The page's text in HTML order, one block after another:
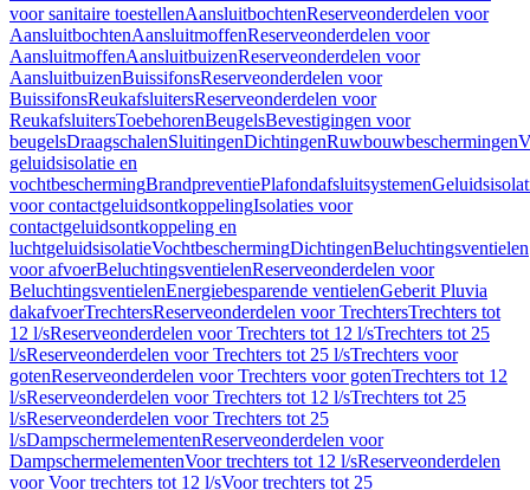
voor sanitaire toestellenAansluitbochtenReserveonderdelen voor
AansluitbochtenAansluitmoffenReserveonderdelen voor
AansluitmoffenAansluitbuizenReserveonderdelen voor
AansluitbuizenBuissifonsReserveonderdelen voor
BuissifonsReukafsluitersReserveonderdelen voor
ReukafsluitersToebehorenBeugelsBevestigingen voor
beugelsDraagschalenSluitingenDichtingenRuwbouwbeschermingen
geluidsisolatie en
vochtbeschermingBrandpreventiePlafondafsluitsystemen
voor contactgeluidsontkoppelingIsolaties voor
contactgeluidsontkoppeling en
luchtgeluidsisolatieVochtbeschermingDichtingenBeluchtingsventielen
voor afvoerBeluchtingsventielenReserveonderdelen voor
BeluchtingsventielenEnergiebesparende ventielenGeberit Pluvia
dakafvoerTrechtersReserveonderdelen voor TrechtersTrechters tot
12 l/sReserveonderdelen voor Trechters tot 12 l/sTrechters tot 25
l/sReserveonderdelen voor Trechters tot 25 l/sTrechters voor
gotenReserveonderdelen voor Trechters voor gotenTrechters tot 12
l/sReserveonderdelen voor Trechters tot 12 l/sTrechters tot 25
l/sReserveonderdelen voor Trechters tot 25
l/sDampschermelementenReserveonderdelen voor
DampschermelementenVoor trechters tot 12 l/sReserveonderdelen
voor Voor trechters tot 12 l/sVoor trechters tot 25